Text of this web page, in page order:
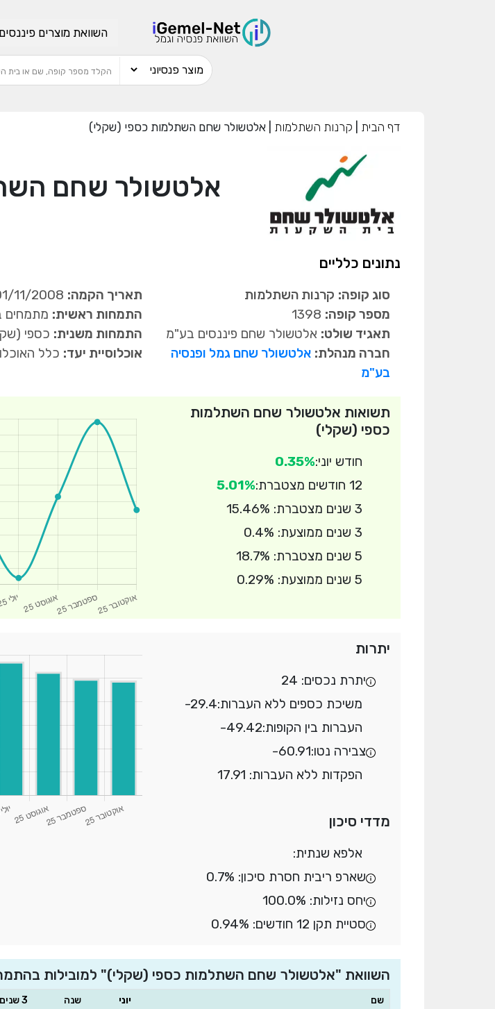
השוואת מוצרים פיננסים
דף הבית קרנות השתלמות אלטשולר שחם השתלמות כספי (שקלי)
אלטשולר שחם
נתונים כלליים
סוג קופה: קרנות השתלמות
מספר קופה:
תאגיד שולט: אלטשולר שחם פיננסים בע"מ
חברה מנהלת: אלטשולר שחם גמל ופנסיה
בע"מ
תאריך הקמה:
התמחות ראשית: מתמחים
התמחות משנית: כספי
אוכלוסיית יעד: כלל
תשואות אלטשולר שחם השתלמות
כספי (שקלי)
חודש יוני:0.35%
12 חודשים מצטברת:
5.01%
3 שנים מצטברת: 15.46%
3 שנים ממוצעת: 0.4%
5 שנים מצטברת: 18.7%
5 שנים ממוצעת: 0.29%
יתרות
יתרת נכסים: 24
משיכת כספים ללא העברות:-29.4
העברות בין הקופות:-49.42
צבירה נטו:-60.91
הפקדות ללא העברות: 17.91
מדדי סיכון
אלפא שנתית:
שארפ ריבית חסרת סיכון: 0.7%
יחס נזילות: 100.0%
סטיית תקן 12 חודשים: 0.94%
השוואת "אלטשולר שחם השתלמות כספי (שקלי)" למובילות
שם יוני שנה 3 שנים